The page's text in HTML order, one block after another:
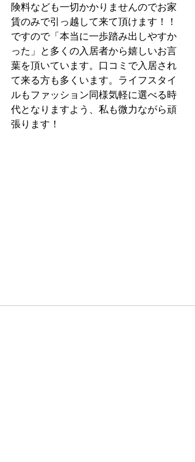
険料なども一切かかりませんのでお家
賃のみで引っ越して来て頂けます！！
ですので「本当に一歩踏み出しやすか
った」と多くの入居者から嬉しいお言
葉を頂いています。口コミで入居され
て来る方も多くいます。ライフスタイ
ルもファッション同様気軽に選べる時
代となりますよう、私も微力ながら頑
張ります！